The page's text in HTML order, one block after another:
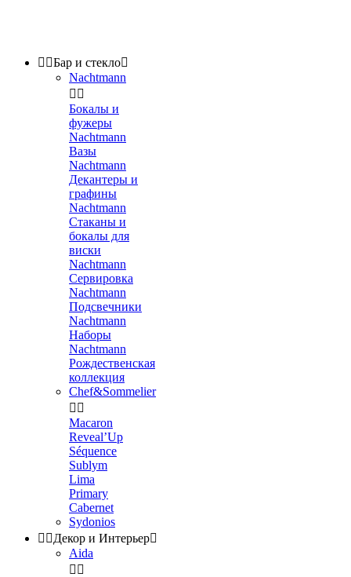
 Бар и стекло
Nachtmann
 
Бокалы и
фужеры
Nachtmann
Вазы
Nachtmann
Декантеры и
графины
Nachtmann
Стаканы и
бокалы для
виски
Nachtmann
Сервировка
Nachtmann
Подсвечники
Nachtmann
Наборы
Nachtmann
Рождественская
коллекция
Chef&Sommelier
 
Macaron
Reveal’Up
Séquence
Sublym
Lima
Primary
Cabernet
Sydonios
 Декор и Интерьер
Aida
 